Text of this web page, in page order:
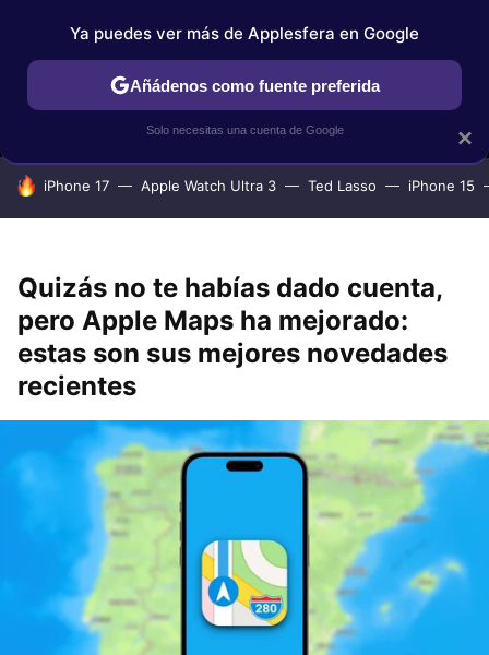
MENÚ NUEVO
TUTORIALES APPLESFERA SELECCIÓN
HOY SE HABLA DE
iPhone 17 Apple Watch Ultra 3 Ted Lasso iPhone 15
Quizás no te habías dado cuenta,
pero Apple Maps ha mejorado:
estas son sus mejores novedades
recientes
×
Ya puedes ver más de Applesfera en Google
Añádenos como fuente preferida
Solo necesitas una cuenta de Google